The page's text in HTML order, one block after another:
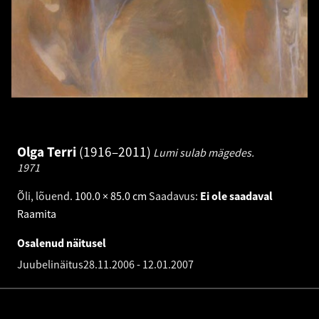
Olga Terri 1916–2011 Lumi sulab mägedes.
1971
Õli, lõuend. 100.0 × 85.0 cm Saadavus: Ei ole saadaval
Raamita
Osalenud näitusel
Juubelinäitus28.11.2006- 12.01.2007